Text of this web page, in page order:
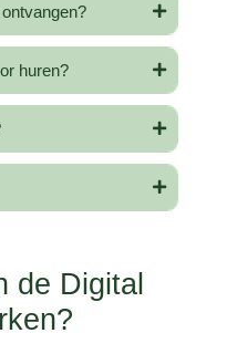
huren?
de Digital